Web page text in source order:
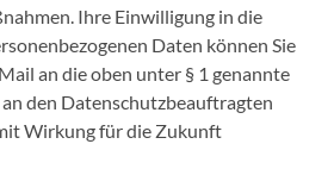
Ihre Einwilligung in die
Daten können Sie
an die oben unter § 1 genannte
den Datenschutzbeauftragten
Wirkung für die Zukunft